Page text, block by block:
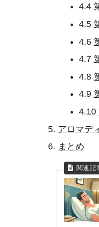
4.4
4.5
4.6
4.7
4.8
4.9
4.10
アロマデ
まとめ